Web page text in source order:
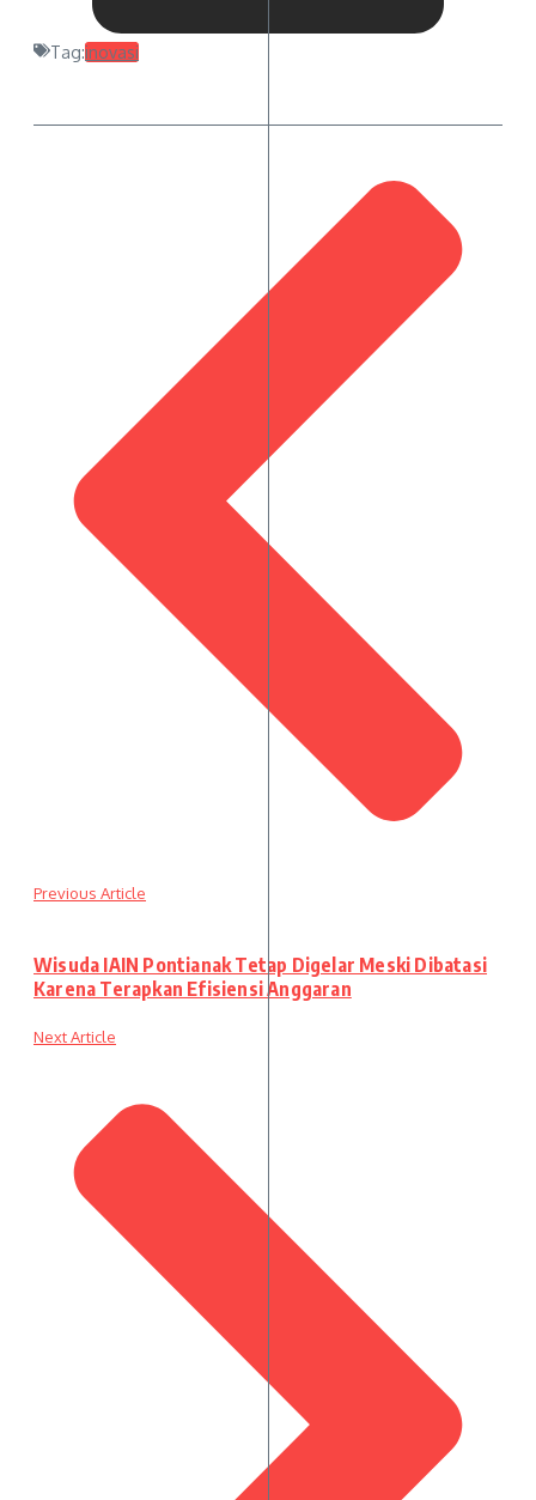
Tag:inovasi
Previous Article
Wisuda IAIN Pontianak Tetap Digelar Meski Dibatasi
Karena Terapkan Efisiensi Anggaran
Next Article